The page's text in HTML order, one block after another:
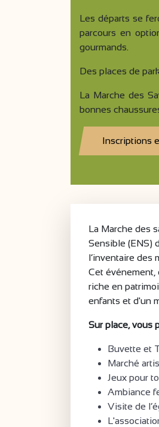
Les départs se
parcours en
gourmands.
Des places de
La Marche des
bonnes
Inscriptions
La Marche des
Sensible (ENS)
l’inventaire des
Cet événement,
riche en
enfants et d'un
Sur place, vous
Buvette et
Marché
Jeux pour
Ambiance
Visite de